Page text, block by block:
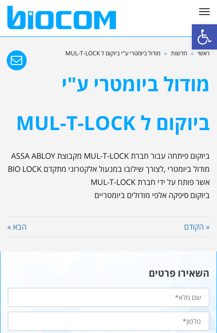
פתח סרגל נגישות
תפריט
ראשי » חדשות » מודול ביומטרי ע"י ביוקום ל MUL-T-LOCK
מודול ביומטרי ע"י
ביוקום ל MUL-T-LOCK
ביוקום פיתחה עבור חברת MUL-T-LOCK מקבוצת ASSA ABLOY
מודול ביומטרי ,לצורך שילובו במנעול אלקטרוני מתקדם BIO LOCK
אשר פותח על ידי חברת MUL-T-LOCK
ביוקום סיפקה אלפי מודולים ביומטריים
« הקודם הבא »
השאירו פרטים
שם
מלא
טלפון*